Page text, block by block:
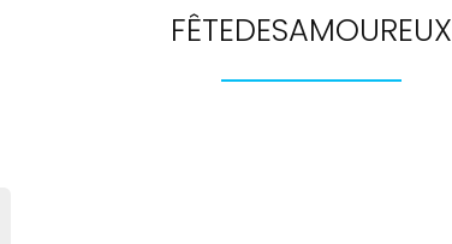
FÊTEDESAMOUREUX